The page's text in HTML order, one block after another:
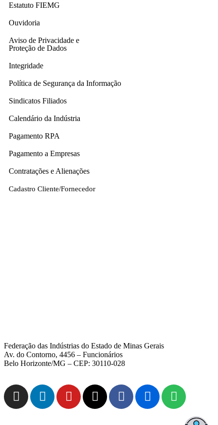
Estatuto FIEMG
Ouvidoria
Aviso de Privacidade e
Proteção de Dados
Integridade
Política de Segurança da Informação
Sindicatos Filiados
Calendário da Indústria
Pagamento RPA
Pagamento a Empresas
Contratações e Alienações
Cadastro Cliente/Fornecedor
Federação das Indústrias do Estado de Minas Gerais
Av. do Contorno, 4456 – Funcionários
Belo Horizonte/MG – CEP: 30110-028